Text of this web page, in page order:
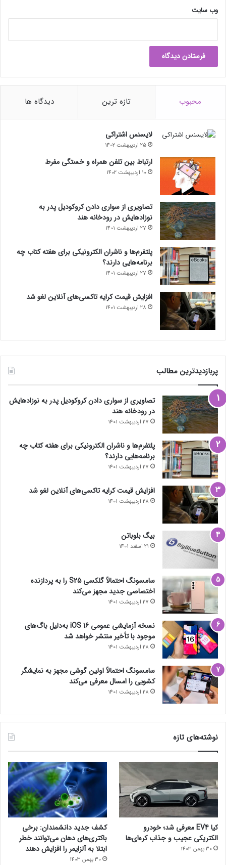
وب‌ سایت
محبوب تازه ترین دیدگاه ها
لایسنس اشتراکی
25 اردیبهشت 1402
ارتباط بین تلفن همراه و خستگی مفرط
10 اردیبهشت 1402
تصاویری از سواری دادن کروکودیل پدر به
نوزادهایش در رودخانه هند
27 اردیبهشت 1401
پلتفرم‌ها و ناشران الکترونیکی برای هفته کتاب چه
برنامه‌هایی دارند؟
27 اردیبهشت 1401
افزایش قیمت کرایه تاکسی‌های آنلاین لغو شد
28 اردیبهشت 1401
پربازدیدترین مطالب
تصاویری از سواری دادن کروکودیل پدر به نوزادهایش
در رودخانه هند
27 اردیبهشت 1401
پلتفرم‌ها و ناشران الکترونیکی برای هفته کتاب چه
برنامه‌هایی دارند؟
27 اردیبهشت 1401
افزایش قیمت کرایه تاکسی‌های آنلاین لغو شد
28 اردیبهشت 1401
بیگ بلوباتن
21 اسفند 1401
سامسونگ احتمالاً گلکسی S25 را به پردازنده
اختصاصی جدید مجهز می‌کند
27 اردیبهشت 1401
نسخه آزمایشی عمومی iOS 16 به‌دلیل باگ‌های
موجود با تأخیر منتشر خواهد شد
28 اردیبهشت 1401
سامسونگ احتمالاً اولین گوشی مجهز به نمایشگر
کشویی را امسال معرفی می‌کند
28 اردیبهشت 1401
نوشته‌های تازه
کیا EV4 معرفی شد؛ خودرو
الکتریکی عجیب و جذاب کره‌ای‌ها
30 بهمن 1403
کشف جدید دانشمندان: برخی
باکتری‌های دهان می‌توانند خطر
ابتلا به آلزایمر را افزایش دهند
30 بهمن 1403